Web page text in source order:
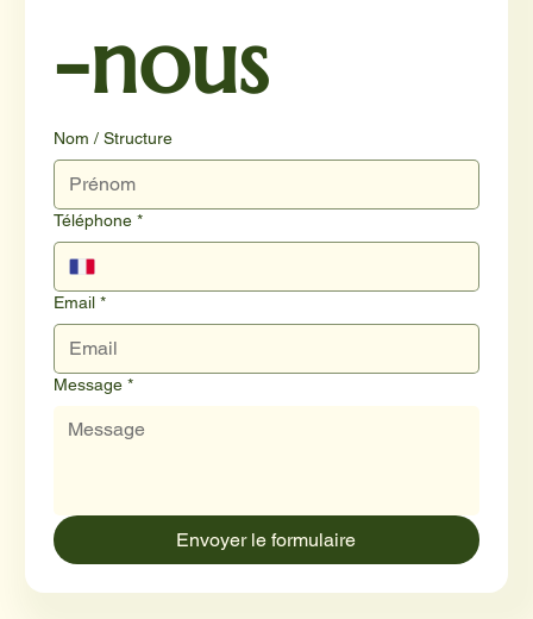
-nous
Nom / Structure
Téléphone *
Email *
Message *
Envoyer le formulaire